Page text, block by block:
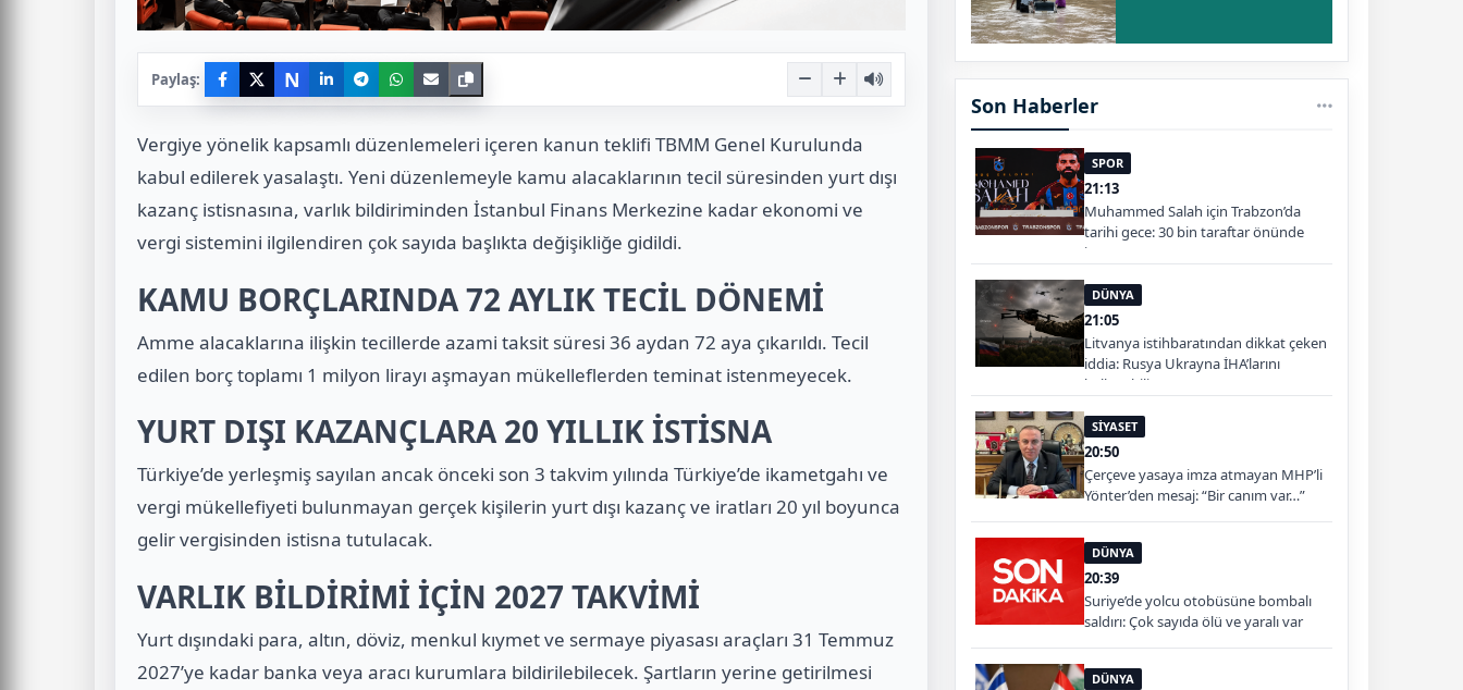
Paylaş: N
Vergiye yönelik kapsamlı düzenlemeleri içeren kanun teklifi TBMM Genel Kurulunda
kabul edilerek yasalaştı. Yeni düzenlemeyle kamu alacaklarının tecil süresinden yurt dışı
kazanç istisnasına, varlık bildiriminden İstanbul Finans Merkezine kadar ekonomi ve
vergi sistemini ilgilendiren çok sayıda başlıkta değişikliğe gidildi.
KAMU BORÇLARINDA 72 AYLIK TECİL DÖNEMİ
Amme alacaklarına ilişkin tecillerde azami taksit süresi 36 aydan 72 aya çıkarıldı. Tecil
edilen borç toplamı 1 milyon lirayı aşmayan mükelleflerden teminat istenmeyecek.
YURT DIŞI KAZANÇLARA 20 YILLIK İSTİSNA
Türkiye’de yerleşmiş sayılan ancak önceki son 3 takvim yılında Türkiye’de ikametgahı ve
vergi mükellefiyeti bulunmayan gerçek kişilerin yurt dışı kazanç ve iratları 20 yıl boyunca
gelir vergisinden istisna tutulacak.
VARLIK BİLDİRİMİ İÇİN 2027 TAKVİMİ
Yurt dışındaki para, altın, döviz, menkul kıymet ve sermaye piyasası araçları 31 Temmuz
2027’ye kadar banka veya aracı kurumlara bildirilebilecek. Şartların yerine getirilmesi
Son Haberler
SPOR
21:13
Muhammed Salah için Trabzon’da
tarihi gece: 30 bin taraftar önünde
imza attı
DÜNYA
21:05
Litvanya istihbaratından dikkat çeken
iddia: Rusya Ukrayna İHA’larını
kullanabilir
SİYASET
20:50
Çerçeve yasaya imza atmayan MHP’li
Yönter’den mesaj: “Bir canım var…”
DÜNYA
20:39
Suriye’de yolcu otobüsüne bombalı
saldırı: Çok sayıda ölü ve yaralı var
DÜNYA